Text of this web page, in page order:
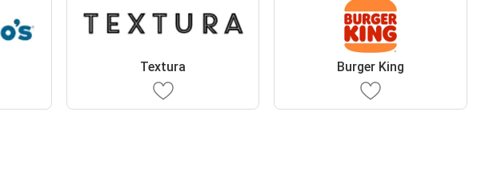
Textura Burger King